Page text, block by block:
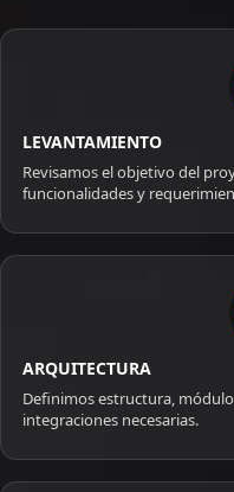
LEVANTAMIENTO
Revisamos el objetivo del
funcionalidades y
ARQUITECTURA
Definimos estructura,
integraciones necesarias.